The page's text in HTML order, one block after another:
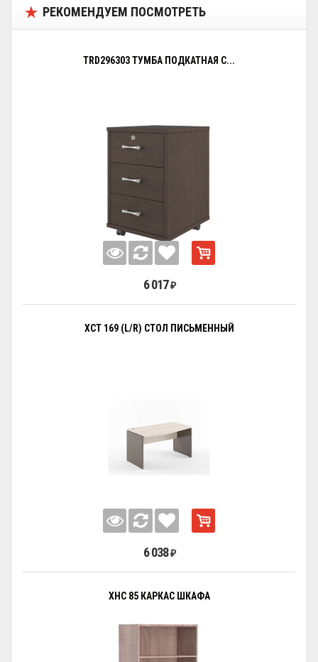
РЕКОМЕНДУЕМ ПОСМОТРЕТЬ
TRD296303 ТУМБА ПОДКАТНАЯ С...
6 017 ₽
XCT 169 (L/R) СТОЛ ПИСЬМЕННЫЙ
6 038 ₽
XHC 85 КАРКАС ШКАФА